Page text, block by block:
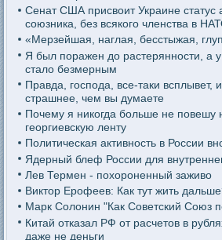
Сенат США присвоит Украине статус
союзника, без всякого членства в
«Мерзейшая, наглая, бесстыжая,
Я был поражен до растерянности, а
стало безмерным
Правда, господа, все-таки всплывет,
страшнее, чем вы думаете
Почему я никогда больше не повешу
георгиевскую ленту
Политическая активность в России
Ядерный блеф России для
Лев Термен - похороненный заживо
Виктор Ерофеев: Как тут жить
Марк Солонин "Как Советский Союз
Китай отказал РФ от расчетов в
даже не деньги